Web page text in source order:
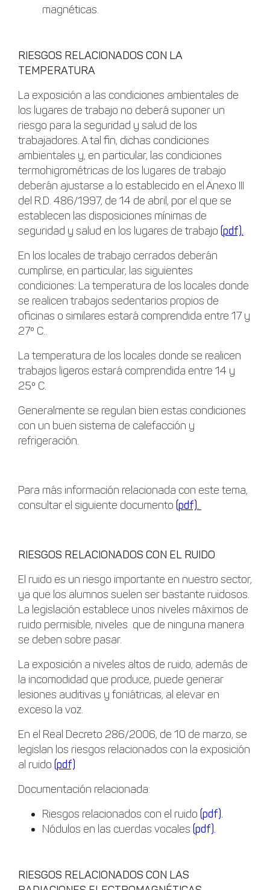
magnéticas.
RIESGOS RELACIONADOS CON LA
TEMPERATURA
La exposición a las condiciones ambientales de
los lugares de trabajo no deberá suponer un
riesgo para la seguridad y salud de los
trabajadores. A tal fin, dichas condiciones
ambientales y, en particular, las condiciones
termohigrométricas de los lugares de trabajo
deberán ajustarse a lo establecido en el Anexo III
del R.D. 486/1997, de 14 de abril, por el que se
establecen las disposiciones mínimas de
seguridad y salud en los lugares de trabajo (pdf).
En los locales de trabajo cerrados deberán
cumplirse, en particular, las siguientes
condiciones: La temperatura de los locales donde
se realicen trabajos sedentarios propios de
oficinas o similares estará comprendida entre 17 y
27º C..
La temperatura de los locales donde se realicen
trabajos ligeros estará comprendida entre 14 y
25º C.
Generalmente se regulan bien estas condiciones
con un buen sistema de calefacción y
refrigeración.
Para más información relacionada con este tema,
consultar el siguiente documento (pdf).
RIESGOS RELACIONADOS CON EL RUIDO
El ruido es un riesgo importante en nuestro sector,
ya que los alumnos suelen ser bastante ruidosos.
La legislación establece unos niveles máximos de
ruido permisible, niveles que de ninguna manera
se deben sobre pasar.
La exposición a niveles altos de ruido, además de
la incomodidad que produce, puede generar
lesiones auditivas y foniátricas, al elevar en
exceso la voz.
En el Real Decreto 286/2006, de 10 de marzo, se
legislan los riesgos relacionados con la exposición
al ruido (pdf)
Documentación relacionada:
Riesgos relacionados con el ruido (pdf).
Nódulos en las cuerdas vocales (pdf).
RIESGOS RELACIONADOS CON LAS